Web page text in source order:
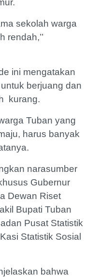
sekolah warga
rendah,’’
ini mengatakan
berjuang dan
kurang.
Tuban yang
harus banyak
narasumber
Gubernur
Dewan Riset
Bupati Tuban
Pusat Statistik
Statistik Sosial
bahwa